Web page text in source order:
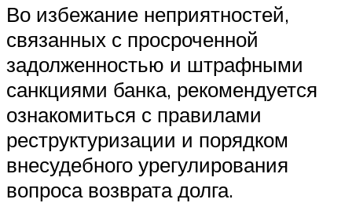
Во избежание неприятностей,
связанных с просроченной
задолженностью и штрафными
санкциями банка, рекомендуется
ознакомиться с правилами
реструктуризации и порядком
внесудебного урегулирования
вопроса возврата долга.